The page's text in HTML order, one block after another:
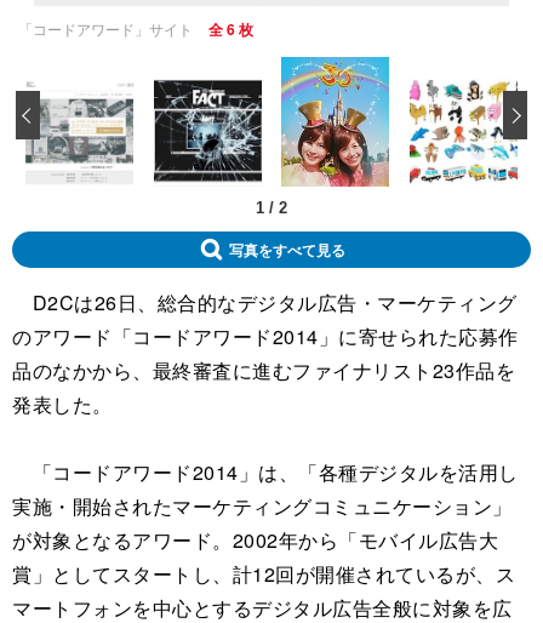
「コードアワード」サイト 全 6 枚
1 / 2
‹
写真をすべて見る
D2Cは26日、総合的なデジタル広告・マーケティング
のアワード「コードアワード2014」に寄せられた応募作
品のなかから、最終審査に進むファイナリスト23作品を
発表した。
「コードアワード2014」は、「各種デジタルを活用し
実施・開始されたマーケティングコミュニケーション」
が対象となるアワード。2002年から「モバイル広告大
賞」としてスタートし、計12回が開催されているが、ス
マートフォンを中心とするデジタル広告全般に対象を広